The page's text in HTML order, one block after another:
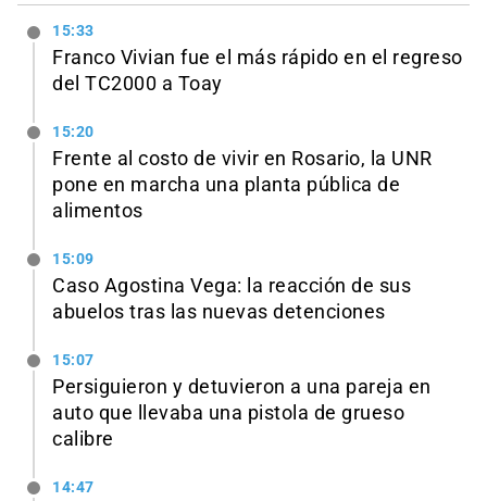
15:33
Franco Vivian fue el más rápido en el regreso
del TC2000 a Toay
15:20
Frente al costo de vivir en Rosario, la UNR
pone en marcha una planta pública de
alimentos
15:09
Caso Agostina Vega: la reacción de sus
abuelos tras las nuevas detenciones
15:07
Persiguieron y detuvieron a una pareja en
auto que llevaba una pistola de grueso
calibre
14:47